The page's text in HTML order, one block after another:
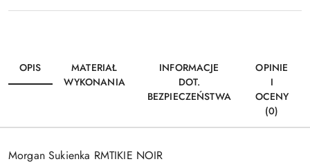
OPIS
MATERIAŁ
WYKONANIA
INFORMACJE
DOT.
BEZPIECZEŃSTWA
OPINIE
I
OCENY
(0)
Morgan Sukienka RMTIKIE NOIR